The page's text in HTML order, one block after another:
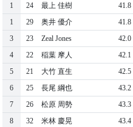
1 24 最上 佳樹
41.8
1
29 奥井 優介
41.8
3
23 Zeal Jones
42.0
4
22 稲葉 摩人
42.1
5
21 大竹 直生
42.5
6
25 長尾 綱也
43.2
7
26 松原 周勢
43.3
8
32 米林 慶晃
43.4